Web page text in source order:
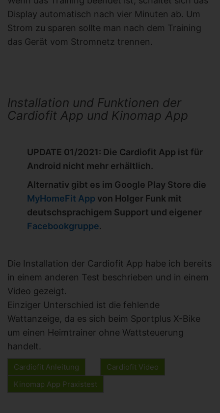
Display automatisch nach vier Minuten ab. Um
Strom zu sparen sollte man nach dem Training
das Gerät vom Stromnetz trennen.
Installation und Funktionen der
Cardiofit App und Kinomap App
UPDATE 01/2021: Die Cardiofit App ist für
Android nicht mehr erhältlich.
Alternativ gibt es im Google Play Store die
MyHomeFit App von Holger Funk mit
deutschsprachigem Support und eigener
Facebookgruppe.
Die Installation der Cardiofit App habe ich bereits
in einem anderen Test beschrieben und in einem
Video gezeigt.
Einziger Unterschied ist die fehlende
Wattanzeige, da es sich beim Sportplus X-Bike
um einen Heimtrainer ohne Wattsteuerung
handelt.
Cardiofit Anleitung
Cardiofit Video
Kinomap App Praxistest